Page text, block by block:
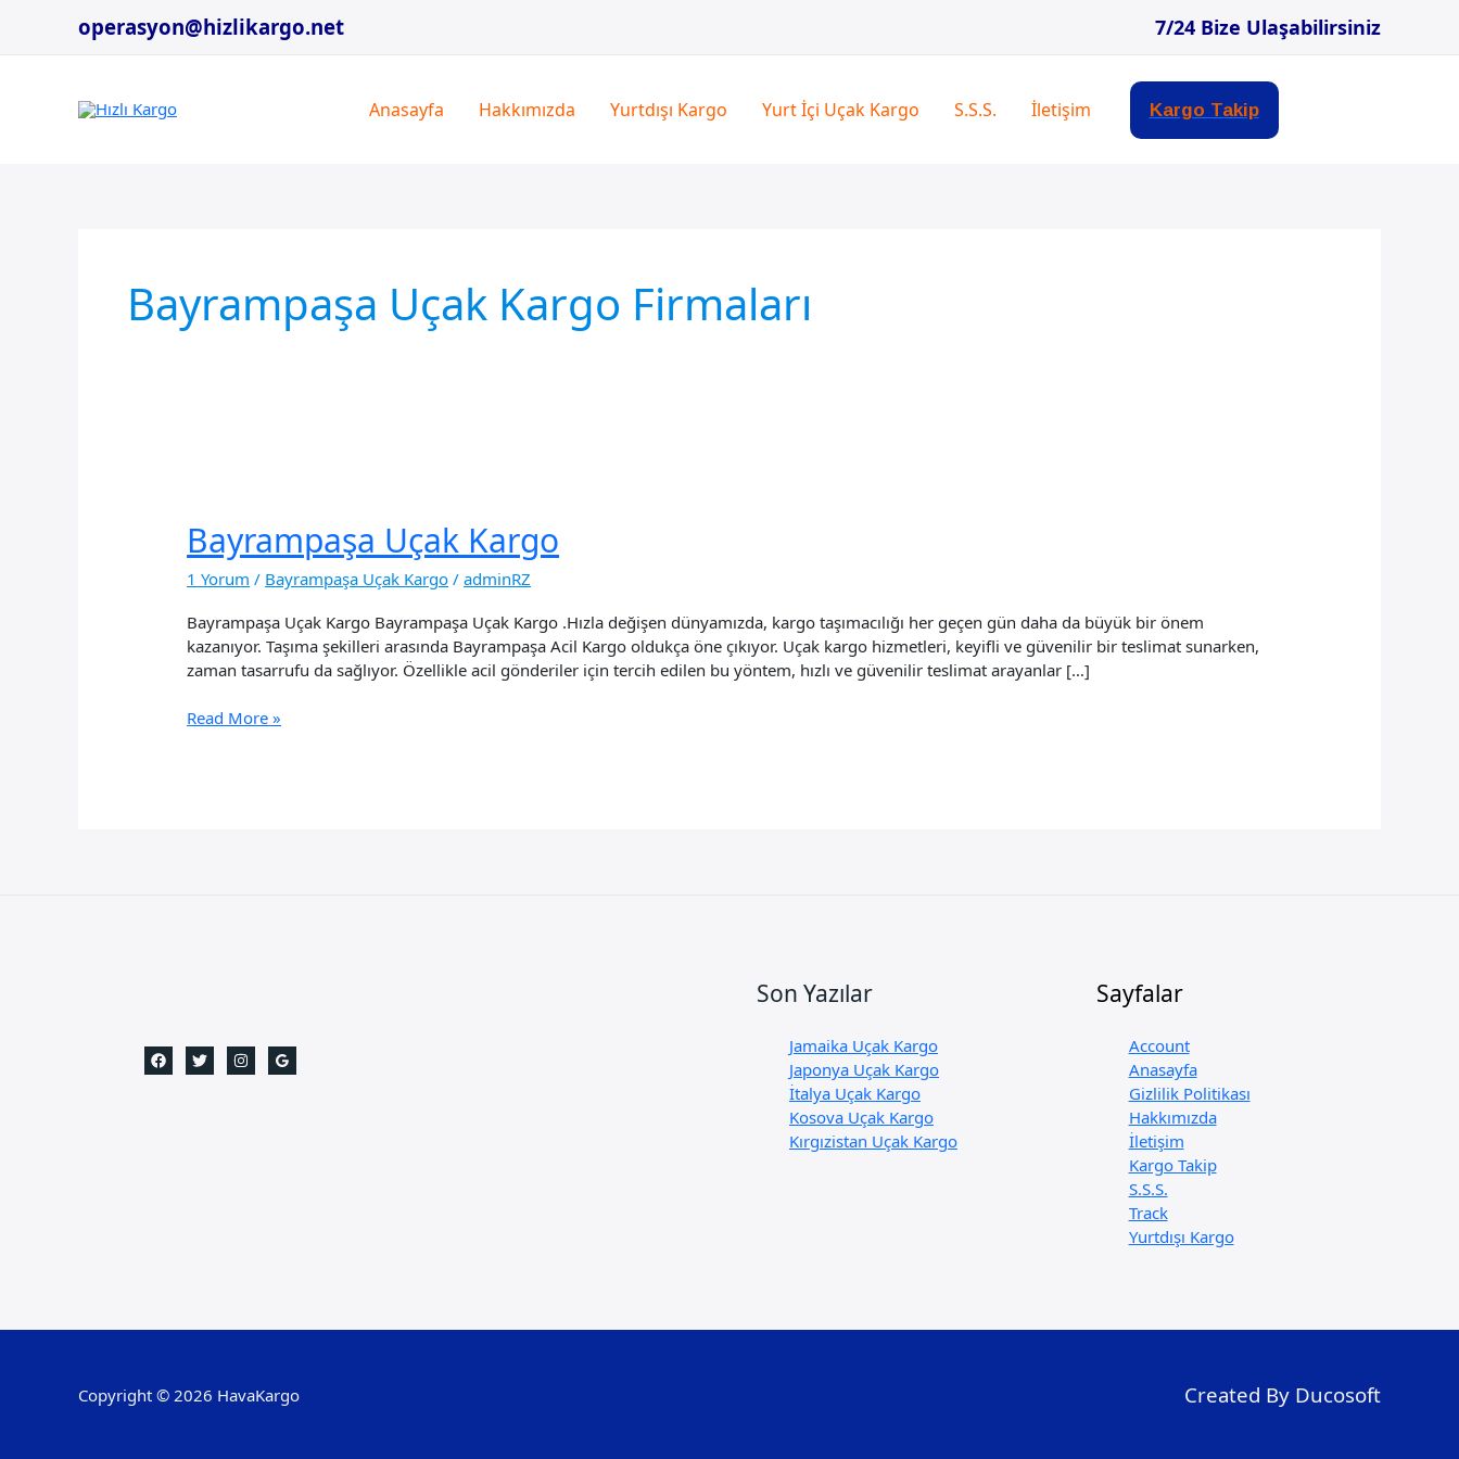
operasyon@hizlikargo.net 7/24 Bize Ulaşabilirsiniz
Anasayfa Hakkımızda Yurtdışı Kargo Yurt İçi Uçak Kargo S.S.S. İletişim Kargo Takip
Bayrampaşa Uçak Kargo Firmaları
Bayrampaşa Uçak Kargo
1 Yorum / Bayrampaşa Uçak Kargo /adminRZ
Bayrampaşa Uçak Kargo Bayrampaşa Uçak Kargo .Hızla değişen dünyamızda, kargo taşımacılığı her geçen gün daha da büyük bir önem
kazanıyor. Taşıma şekilleri arasında Bayrampaşa Acil Kargo oldukça öne çıkıyor. Uçak kargo hizmetleri, keyifli ve güvenilir bir teslimat sunarken,
zaman tasarrufu da sağlıyor. Özellikle acil gönderiler için tercih edilen bu yöntem, hızlı ve güvenilir teslimat arayanlar […]
Bayrampaşa
Read More »
Son Yazılar
Jamaika Uçak Kargo
Japonya Uçak Kargo
İtalya Uçak Kargo
Kosova Uçak Kargo
Kırgızistan Uçak Kargo
Sayfalar
Account
Anasayfa
Gizlilik Politikası
Hakkımızda
İletişim
Kargo Takip
S.S.S.
Track
Yurtdışı Kargo
Copyright © 2026 HavaKargo Created By Ducosoft